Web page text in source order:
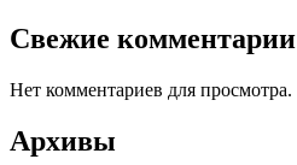
Свежие комментарии
Нет комментариев для просмотра.
Архивы